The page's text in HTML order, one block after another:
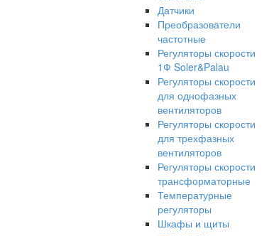
Датчики
Преобразователи
частотные
Регуляторы скорости
1Ф Soler&Palau
Регуляторы скорости
для однофазных
вентиляторов
Регуляторы скорости
для трехфазных
вентиляторов
Регуляторы скорости
трансформаторные
Температурные
регуляторы
Шкафы и щиты